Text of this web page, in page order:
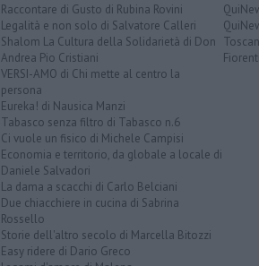
Raccontare di Gusto di Rubina Rovini
Legalità e non solo di Salvatore Calleri
Shalom La Cultura della Solidarietà di Don
Andrea Pio Cristiani
VERSI-AMO di Chi mette al centro la
persona
Eureka! di Nausica Manzi
Tabasco senza filtro di Tabasco n.6
Ci vuole un fisico di Michele Campisi
Economia e territorio, da globale a locale di
Daniele Salvadori
La dama a scacchi di Carlo Belciani
Due chiacchiere in cucina di Sabrina
Rossello
Storie dell'altro secolo di Marcella Bitozzi
Easy ridere di Dario Greco